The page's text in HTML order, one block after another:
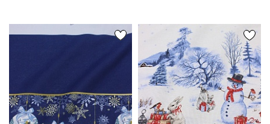
- стирать отдельно от светлых вещей;
- противопоказано употребление отбеливателей;
- сушить в подвешенном состоянии;
Цветопередача может отличаться от оригинального цвета
ткани в зависимости от настроек вашего монитора, и в
зависимости от партии тон ткани может отличаться.
Секретная рассылка от Купава